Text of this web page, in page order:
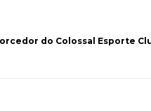
do Colossal Esporte